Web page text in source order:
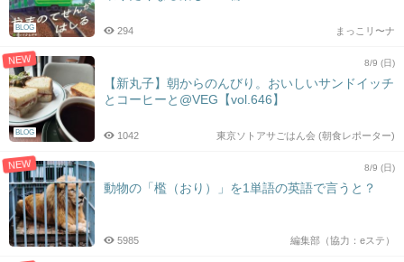
BLOG まっこリ〜ナ
294
NEW
BLOG
8/9 (日)
【新丸子】朝からのんびり。おいしいサンドイッチ
とコーヒーと@VEG【vol.646】
東京ソトアサごはん会 (朝食レポーター)
1042
NEW 8/9 (日)
動物の「檻（おり）」を1単語の英語で言うと？
編集部（協力：eステ）
5985